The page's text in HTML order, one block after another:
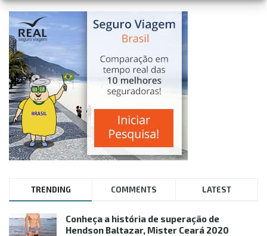
TRENDING COMMENTS LATEST
Conheça a história de superação de
Hendson Baltazar, Mister Ceará 2020